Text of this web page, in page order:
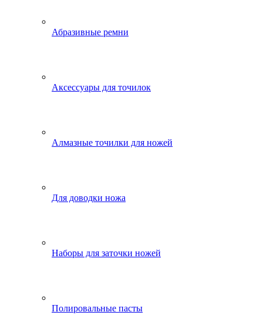
Абразивные ремни
Аксессуары для точилок
Алмазные точилки для ножей
Для доводки ножа
Наборы для заточки ножей
Полировальные пасты